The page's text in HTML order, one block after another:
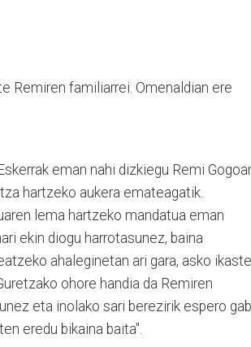
Remiren familiarrei. Omenaldian ere
eman nahi dizkiegu Remi
hartzeko aukera emateagatik.
lema hartzeko mandatua eman
ekin diogu harrotasunez, baina
ahaleginetan ari gara, asko
ohore handia da Remiren
eta inolako sari berezirik espero
eredu bikaina baita".